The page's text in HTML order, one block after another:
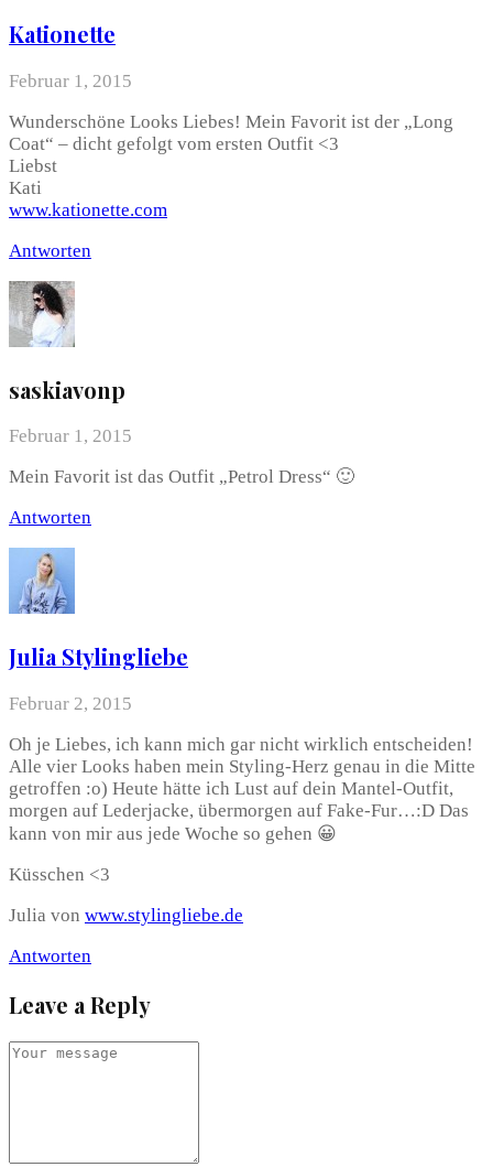
Kationette
Februar 1, 2015
Wunderschöne Looks Liebes! Mein Favorit ist der „Long
Coat“ – dicht gefolgt vom ersten Outfit <3
Liebst
Kati
www.kationette.com
Antworten
saskiavonp
Februar 1, 2015
Mein Favorit ist das Outfit „Petrol Dress“ 🙂
Antworten
Julia Stylingliebe
Februar 2, 2015
Oh je Liebes, ich kann mich gar nicht wirklich entscheiden!
Alle vier Looks haben mein Styling-Herz genau in die Mitte
getroffen :o) Heute hätte ich Lust auf dein Mantel-Outfit,
morgen auf Lederjacke, übermorgen auf Fake-Fur…:D Das
kann von mir aus jede Woche so gehen 😀
Küsschen <3
Julia von www.stylingliebe.de
Antworten
Leave a Reply